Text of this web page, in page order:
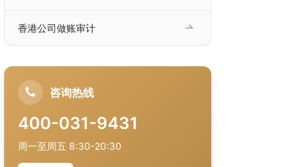
香港公司做账审计
咨询热线
400-031-9431
周一至周五 8:30-20:30